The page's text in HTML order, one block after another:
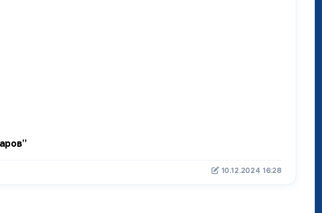
10.12.2024 16:28